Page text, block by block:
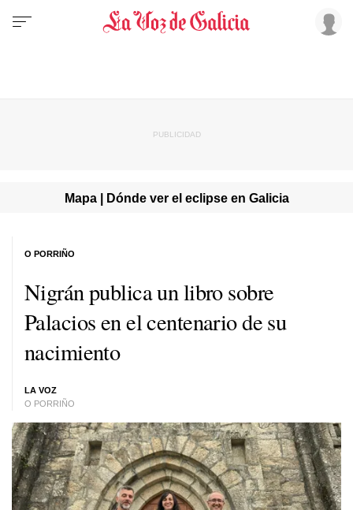
Mapa | Dónde ver el eclipse en Galicia
Nigrán publica un libro sobre
Palacios en el centenario de su
nacimiento
LA VOZ
O PORRIÑO
O PORRIÑO